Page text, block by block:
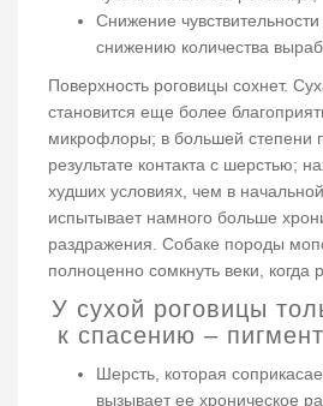
Снижение
снижению количества
Поверхность роговицы сохнет.
становится еще более
микрофлоры; в большей степени
результате контакта с шерстью;
худших условиях, чем в
испытывает намного больше
раздражения. Собаке породы
полноценно сомкнуть веки, когда
У сухой роговицы
к спасению –
Шерсть, которая
вызывает ее хроническое